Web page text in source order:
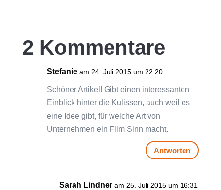
2 Kommentare
Stefanie am 24. Juli 2015 um 22:20
Schöner Artikel! Gibt einen interessanten
Einblick hinter die Kulissen, auch weil es
eine Idee gibt, für welche Art von
Unternehmen ein Film Sinn macht.
Antworten
Sarah Lindner am 25. Juli 2015 um 16:31